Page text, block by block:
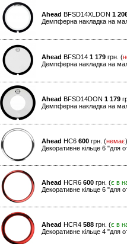
Ahead BFSD14XLDON 1
Демпферна накладка на
Ahead BFSD14 1 179 грн. (
Демпферна накладка на
Ahead BFSD14DON 1 179
Демпферна накладка на
Ahead HC6 600 грн. (немає)
Декоративне кільце 6 "для
Ahead HCR6 600 грн. (є в
Декоративне кільце 6 "для
Ahead HCR4 588 грн. (є в
Декоративне кільце 4 "для